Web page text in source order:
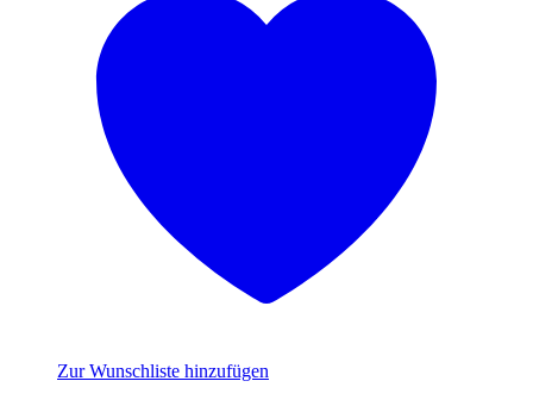
Zur Wunschliste hinzufügen